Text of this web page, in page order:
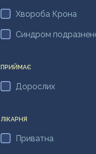
Хвороба Крона
Синдром
ПРИЙМАЄ
Дорослих
ЛІКАРНЯ
Приватна